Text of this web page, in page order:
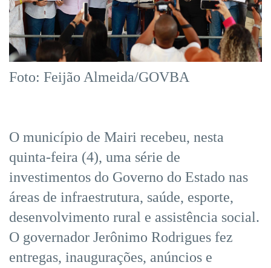
Foto: Feijão Almeida/GOVBA
O município de Mairi recebeu, nesta
quinta-feira (4), uma série de
investimentos do Governo do Estado nas
áreas de infraestrutura, saúde, esporte,
desenvolvimento rural e assistência social.
O governador Jerônimo Rodrigues fez
entregas, inaugurações, anúncios e